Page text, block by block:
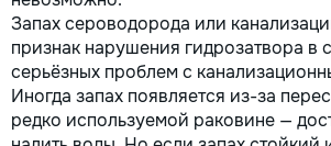
brute – de la 1 500–2 500
lei/m² de apartament Uși
interioare – de la 2 500–7
000+ lei/set Tavan extensibil
– de la 120–200 lei/m²
Calitatea noastră – confortul
Запах сероводорода или
признак нарушения гидрозатвора в
серьёзных проблем с
Иногда запах появляется из-за
редко используемой раковине —